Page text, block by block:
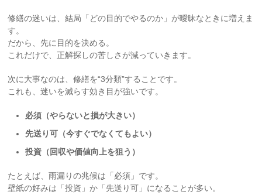
修繕の迷いは、結局「どの目的でやるのか」が曖昧なときに増えま
す。
だから、先に目的を決める。
これだけで、正解探しの苦しさが減っていきます。
次に大事なのは、修繕を“3分類”することです。
これも、迷いを減らす効き目が強いです。
必須（やらないと損が大きい）
先送り可（今すぐでなくてもよい）
投資（回収や価値向上を狙う）
たとえば、雨漏りの兆候は「必須」です。
壁紙の好みは「投資」か「先送り可」になることが多い。